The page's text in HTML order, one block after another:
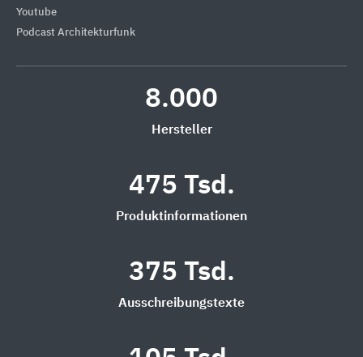
Youtube
Podcast Architekturfunk
8.000
Hersteller
475 Tsd.
Produktinformationen
375 Tsd.
Ausschreibungstexte